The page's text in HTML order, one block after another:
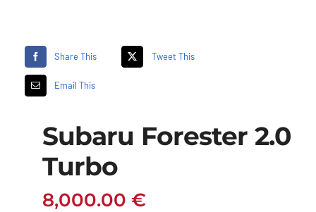
Share This Tweet This
Email This
Subaru Forester 2.0
Turbo
8,000.00 €